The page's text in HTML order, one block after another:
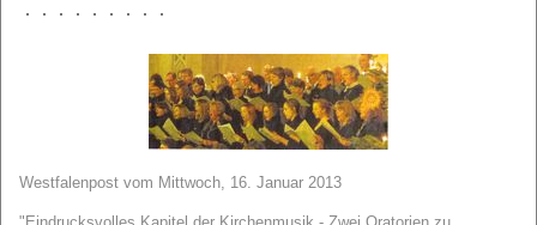
Westfalenpost vom Mittwoch, 16. Januar 2013